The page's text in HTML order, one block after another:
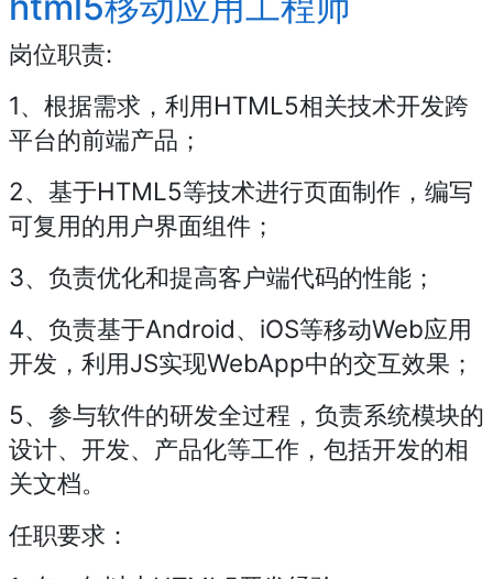
岗位职责:
1、根据需求，利用HTML5相关技术开发跨
平台的前端产品；
2、基于HTML5等技术进行页面制作，编写
可复用的用户界面组件；
3、负责优化和提高客户端代码的性能；
4、负责基于Android、iOS等移动Web应用
开发，利用JS实现WebApp中的交互效果；
5、参与软件的研发全过程，负责系统模块的
设计、开发、产品化等工作，包括开发的相
关文档。
任职要求：